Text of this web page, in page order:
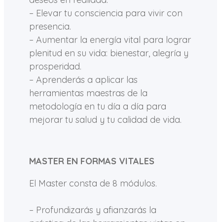
– Elevar tu consciencia para vivir con
presencia.
– Aumentar la energía vital para lograr
plenitud en su vida: bienestar, alegría y
prosperidad.
– Aprenderás a aplicar las
herramientas maestras de la
metodología en tu día a día para
mejorar tu salud y tu calidad de vida.
MASTER EN FORMAS VITALES
El Master consta de 8 módulos.
– Profundizarás y afianzarás la